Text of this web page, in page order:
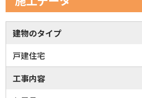
建物のタイプ
戸建住宅
工事内容